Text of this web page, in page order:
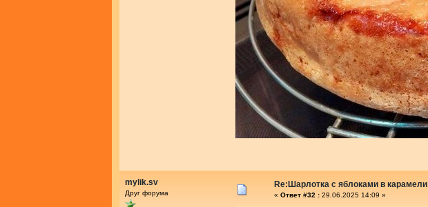
mylik.sv
Друг форума
Re:Шарлотка с яблоками в карамели
« Ответ #32 : 29.06.2025 14:09 »